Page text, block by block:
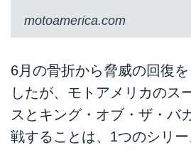
motoamerica.com
6月の骨折から脅威の回復
したが、モトアメリカのス
スとキング・オブ・ザ・バ
戦することは、1つのシリ